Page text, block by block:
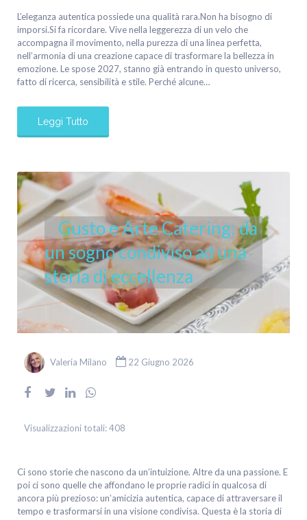
L’eleganza autentica possiede una qualità rara.Non ha bisogno di
imporsi.Si fa ricordare. Vive nella leggerezza di un velo che
accompagna il movimento, nella purezza di una linea perfetta,
nell’armonia di una creazione capace di trasformare la bellezza in
emozione. Le spose 2027, stanno già entrando in questo universo,
fatto di ricerca, sensibilità e stile. Perché alcune…
Leggi Tutto
Gusto e Arte Catering: da
un sogno condiviso ad una
storia di eccellenza
Valeria Milano 22 Giugno 2026
Visualizzazioni totali:408
Ci sono storie che nascono da un’intuizione. Altre da una passione. E
poi ci sono quelle che affondano le proprie radici in qualcosa di
ancora più prezioso: un’amicizia autentica, capace di attraversare il
tempo e trasformarsi in una visione condivisa. Questa è la storia di